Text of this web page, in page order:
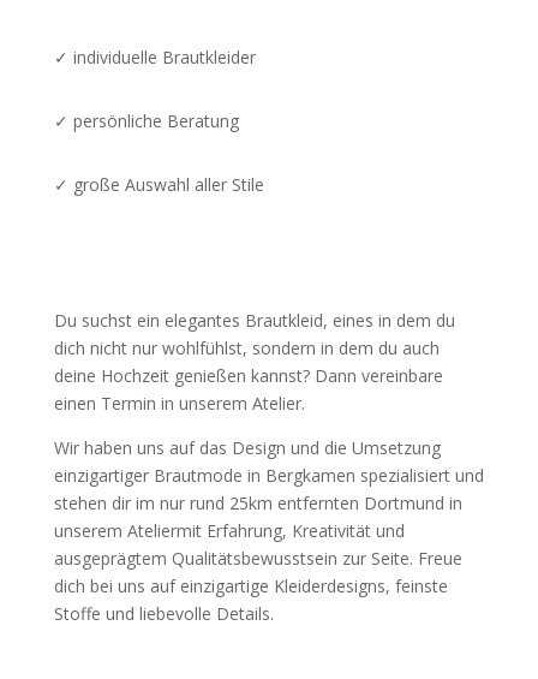
✓ individuelle Brautkleider
✓ persönliche Beratung
✓ große Auswahl aller Stile
Du suchst ein elegantes Brautkleid, eines in dem du
dich nicht nur wohlfühlst, sondern in dem du auch
deine Hochzeit genießen kannst? Dann vereinbare
einen Termin in unserem Atelier.
Wir haben uns auf das Design und die Umsetzung
einzigartiger Brautmode in Bergkamen spezialisiert und
stehen dir im nur rund 25km entfernten Dortmund in
unserem Ateliermit Erfahrung, Kreativität und
ausgeprägtem Qualitätsbewusstsein zur Seite. Freue
dich bei uns auf einzigartige Kleiderdesigns, feinste
Stoffe und liebevolle Details.